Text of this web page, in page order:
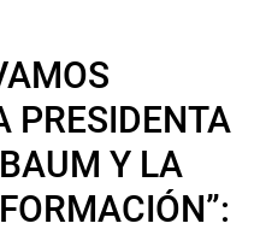
PRESIDENTA
Y LA